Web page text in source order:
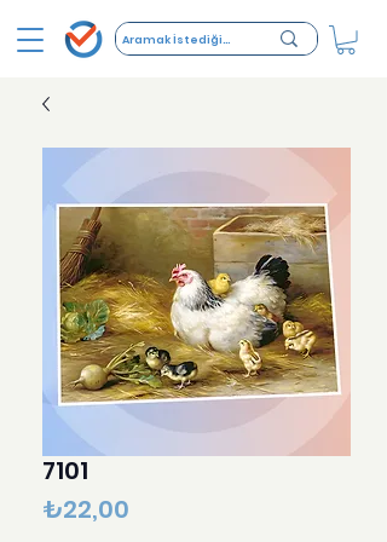
7101
₺22,00